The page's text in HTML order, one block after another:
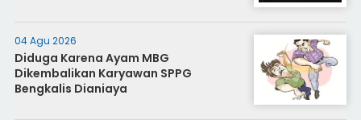
04 Agu 2026
Diduga Karena Ayam MBG
Dikembalikan Karyawan SPPG
Bengkalis Dianiaya